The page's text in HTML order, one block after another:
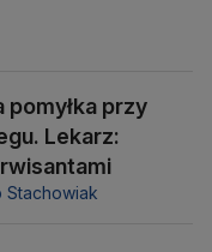
pomyłka przy
Lekarz:
Stachowiak